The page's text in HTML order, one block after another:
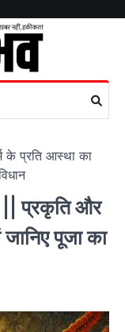
प्रति आस्था का
प्रकृति और
पूजा का